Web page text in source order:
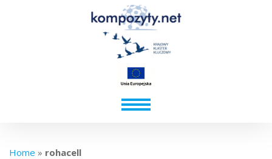
Home » rohacell